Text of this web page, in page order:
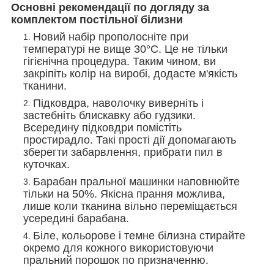
Основні рекомендації по догляду за
комплектом постільної білизни
Новий набір прополосніте при
температурі не вище 30°С. Це не тільки
гігієнічна процедура. Таким чином, ви
закріпіть колір на виробі, додасте м'якість
тканини.
Підковдра, наволочку виверніть і
застебніть блискавку або гудзики.
Всередину підковдри помістіть
простирадло. Такі прості дії допомагають
зберегти забарвлення, прибрати пил в
куточках.
Барабан пральної машинки наповнюйте
тільки на 50%. Якісна прання можлива,
лише коли тканина вільно переміщається
усередині барабана.
Біле, кольорове і темне білизна стирайте
окремо для кожного використовуючи
пральний порошок по призначенню.